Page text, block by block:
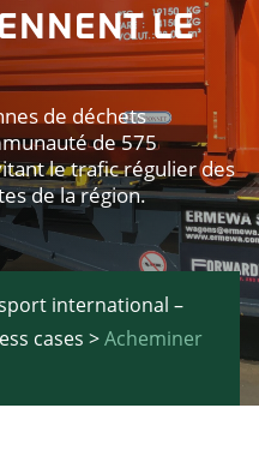
LE
de déchets
de 575
le trafic régulier des
de la région.
international –
cases >Acheminer